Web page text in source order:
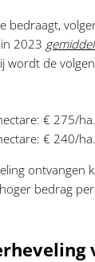
bedraagt,
2023
wordt de
€ 275/ha.
€ 240/ha.
ontvangen
bedrag